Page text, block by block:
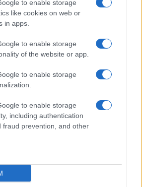
to enable storage
like cookies on web or
in apps.
to enable storage
of the website or app.
to enable storage
to enable storage
including authentication
fraud prevention, and other
canto suo, Zelensky ha parlato
possibilità di avviare
che tutto dipende dalle
che gli Usa sono pronti ad
il pericolo di un nuovo,
una volta che si sarà arrivati
“può garantire una sicurezza
per l’Ucraina, ci muoveremo
diplomatico”, le parole del
La sicurezza non passa
nella Nato, in campo
che “non può essere senza
se per la Russia si tratta di